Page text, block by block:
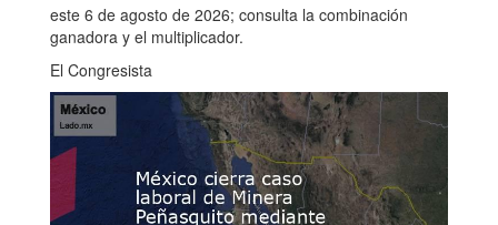
este 6 de agosto de 2026; consulta la combinación
ganadora y el multiplicador.
El Congresista